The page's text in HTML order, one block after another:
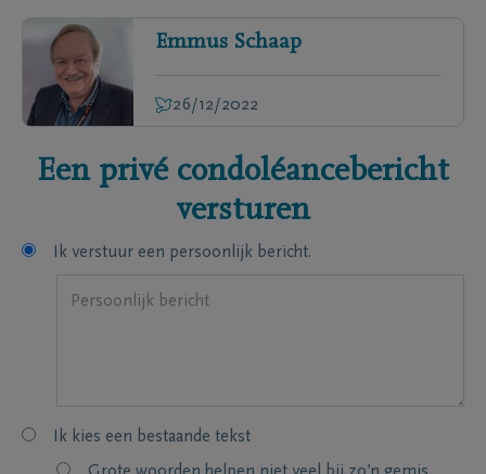
Emmus Schaap
26/12/2022
Een privé condoléancebericht
versturen
Ik verstuur een persoonlijk bericht.
Ik kies een bestaande tekst